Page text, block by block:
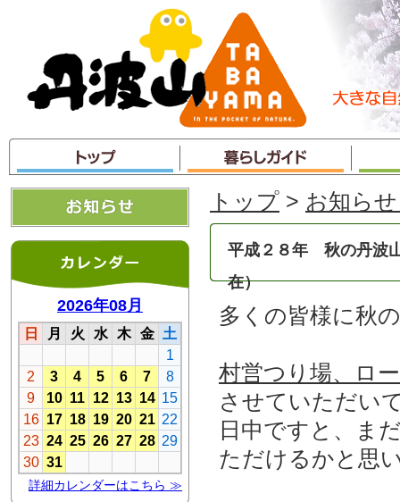
ャ
ン
プ
トップ > お知ら
平成２８年 秋の丹波
在）
多くの皆様に秋
村営つり場、ロ
させていただい
日中ですと、ま
ただけるかと思